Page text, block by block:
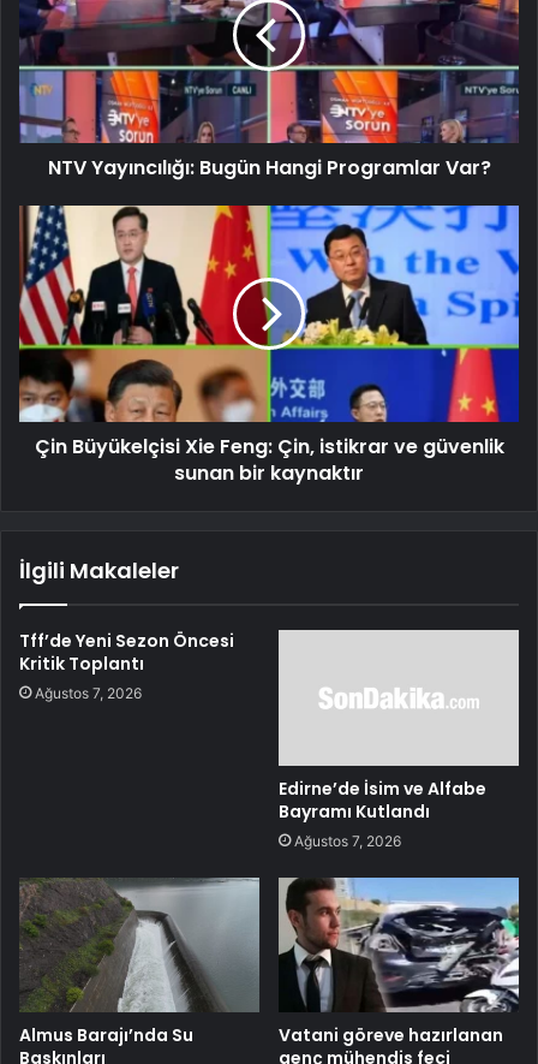
NTV Yayıncılığı: Bugün Hangi Programlar Var?
Çin Büyükelçisi Xie Feng: Çin, istikrar ve güvenlik
sunan bir kaynaktır
İlgili Makaleler
Tff’de Yeni Sezon Öncesi
Kritik Toplantı
Ağustos 7, 2026
Edirne’de İsim ve Alfabe
Bayramı Kutlandı
Ağustos 7, 2026
Almus Barajı’nda Su
Baskınları
Vatani göreve hazırlanan
genç mühendis feci